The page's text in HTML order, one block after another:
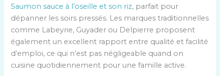
Saumon sauce à l’oseille et son riz, parfait pour
dépanner les soirs pressés. Les marques traditionnelles
comme Labeyrie, Guyader ou Delpierre proposent
également un excellent rapport entre qualité et facilité
d’emploi, ce qui n’est pas négligeable quand on
cuisine quotidiennement pour une famille active.